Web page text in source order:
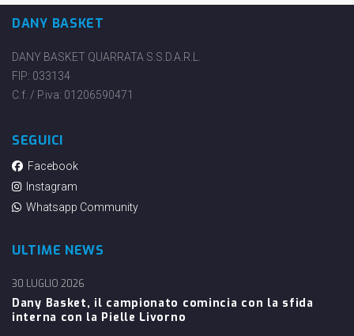
DANY BASKET
DANY BASKET QUARRATA S.S.D.A.R.L.
FIP: 033134
C.f. / P.iva: 01206590471
SEGUICI
Facebook
Instagram
Whatsapp Community
ULTIME NEWS
Dany Basket, il campionato comincia con la sfida
interna con la Pielle Livorno
30 LUGLIO 2026